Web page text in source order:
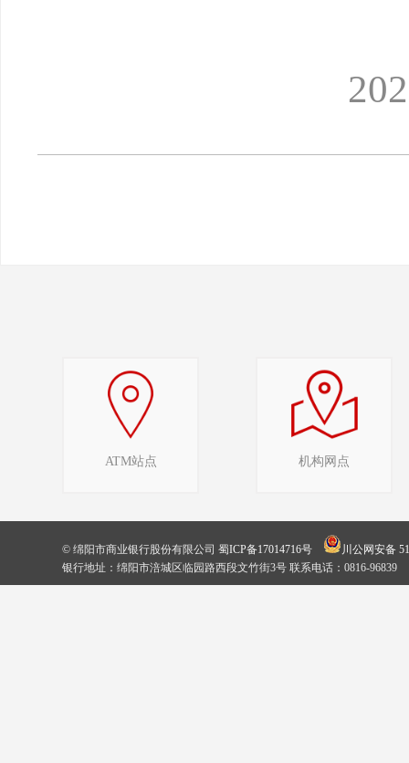
2026年2
ATM站点 机构网点
© 绵阳市商业银行股份有限公司 蜀ICP备17014716号
川公网安备
银行地址：绵阳市涪城区临园路西段文竹街3号 联系电话：0816-96839